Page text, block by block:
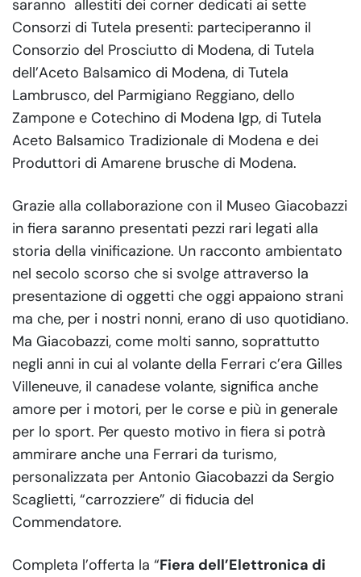
saranno allestiti dei corner dedicati ai sette
Consorzi di Tutela presenti: parteciperanno il
Consorzio del Prosciutto di Modena, di Tutela
dell’Aceto Balsamico di Modena, di Tutela
Lambrusco, del Parmigiano Reggiano, dello
Zampone e Cotechino di Modena Igp, di Tutela
Aceto Balsamico Tradizionale di Modena e dei
Produttori di Amarene brusche di Modena.
Grazie alla collaborazione con il Museo Giacobazzi
in fiera saranno presentati pezzi rari legati alla
storia della vinificazione. Un racconto ambientato
nel secolo scorso che si svolge attraverso la
presentazione di oggetti che oggi appaiono strani
ma che, per i nostri nonni, erano di uso quotidiano.
Ma Giacobazzi, come molti sanno, soprattutto
negli anni in cui al volante della Ferrari c’era Gilles
Villeneuve, il canadese volante, significa anche
amore per i motori, per le corse e più in generale
per lo sport. Per questo motivo in fiera si potrà
ammirare anche una Ferrari da turismo,
personalizzata per Antonio Giacobazzi da Sergio
Scaglietti, “carrozziere” di fiducia del
Commendatore.
Completa l’offerta la “Fiera dell’Elettronica di